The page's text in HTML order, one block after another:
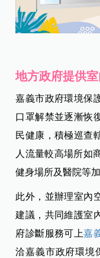
地方政府提供
嘉義市政府環境保
口罩解禁並逐漸恢
民健康，積極巡查
人流量較高場所如
健身場所及醫院等
此外，並辦理室內
建議，共同維護室
府診斷服務可上嘉
洽嘉義市政府環境